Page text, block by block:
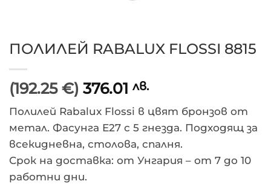
ПОЛИЛЕЙ RABALUX FLOSSI 8815
(192.25 €) 376.01 лв.
Полилей Rabalux Flossi в цвят бронзов от
метал. Фасунга E27 с 5 гнезда. Подходящ за
всекидневна, столова, спалня.
Срок на доставка: от Унгария – от 7 до 10
работни дни.